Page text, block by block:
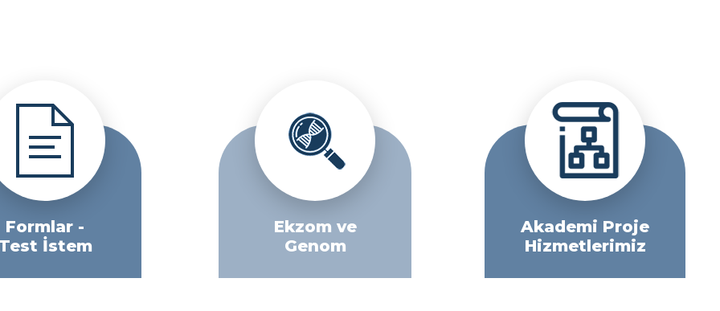
Formlar -
İstem
Ekzom ve
Genom
Akademi Proje
Hizmetlerimiz